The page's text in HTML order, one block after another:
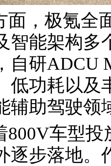
面，极氪全
智能架构多
自研ADCU
低功耗以及
辅助驾驶领
800V车型
逐步落地。